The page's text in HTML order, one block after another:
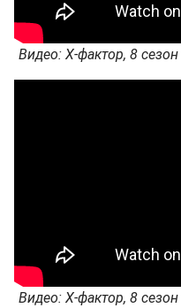
Видео: Х-фактор, 8
Видео: Х-фактор, 8